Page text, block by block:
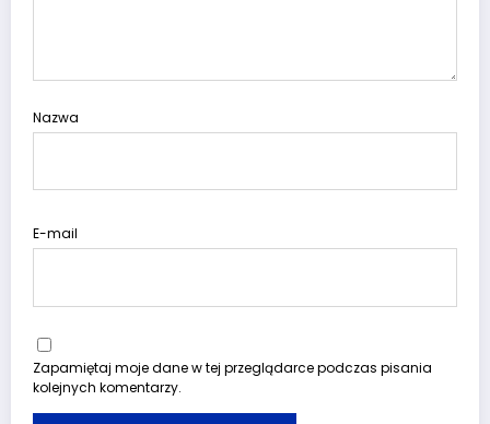
Nazwa
E-mail
Zapamiętaj moje dane w tej przeglądarce podczas pisania
kolejnych komentarzy.